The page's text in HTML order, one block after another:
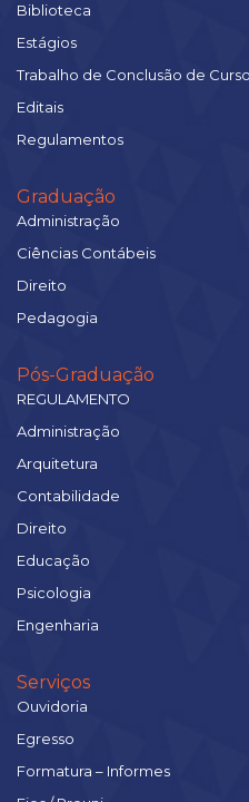
Biblioteca
Estágios
Trabalho de Conclusão de Curso
Editais
Regulamentos
Graduação
Administração
Ciências Contábeis
Direito
Pedagogia
Pós-Graduação
REGULAMENTO
Administração
Arquitetura
Contabilidade
Direito
Educação
Psicologia
Engenharia
Serviços
Ouvidoria
Egresso
Formatura – Informes